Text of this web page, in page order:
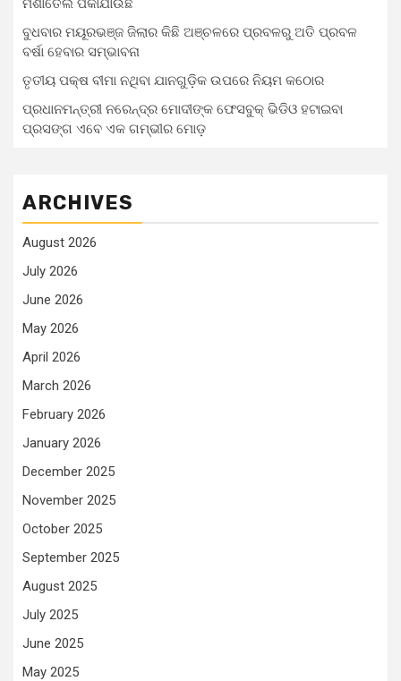
ମଶାତେଲ ପକାଯାଉଛି
ବୁଧବାର ମୟୂରଭଞ୍ଜ ଜିଲାର କିଛି ଅଞ୍ଚଳରେ ପ୍ରବଳରୁ ଅତି ପ୍ରବଳ
ବର୍ଷା ହେବାର ସମ୍ଭାବନା
ତୃତୀୟ ପକ୍ଷ ବୀମା ନଥିବା ଯାନଗୁଡ଼ିକ ଉପରେ ନିୟମ କଠୋର
ପ୍ରଧାନମନ୍ତ୍ରୀ ନରେନ୍ଦ୍ର ମୋଦୀଙ୍କ ଫେସବୁକ୍ ଭିଡିଓ ହଟାଇବା
ପ୍ରସଙ୍ଗ ଏବେ ଏକ ଗମ୍ଭୀର ମୋଡ଼
ARCHIVES
August 2026
July 2026
June 2026
May 2026
April 2026
March 2026
February 2026
January 2026
December 2025
November 2025
October 2025
September 2025
August 2025
July 2025
June 2025
May 2025